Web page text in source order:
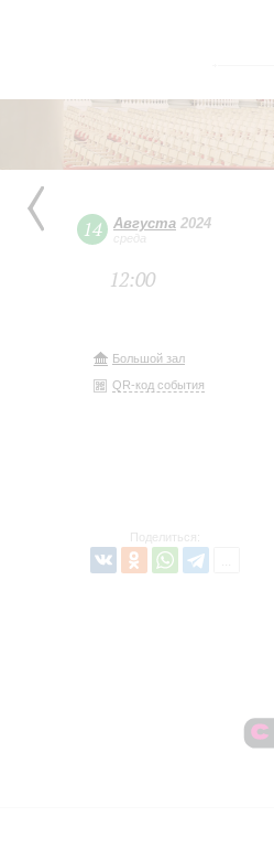
14 Августа 2024
среда
12:00
Большой зал
QR-код события
Поделиться: